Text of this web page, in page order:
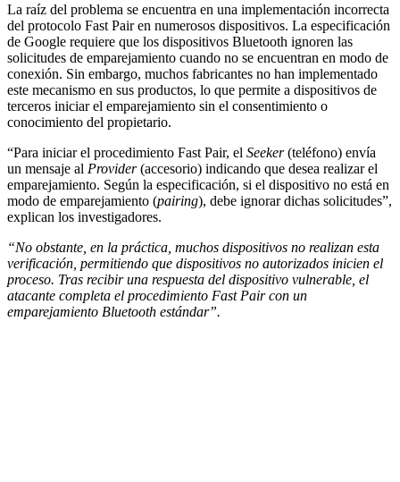
La raíz del problema se encuentra en una implementación incorrecta
del protocolo Fast Pair en numerosos dispositivos. La especificación
de Google requiere que los dispositivos Bluetooth ignoren las
solicitudes de emparejamiento cuando no se encuentran en modo de
conexión. Sin embargo, muchos fabricantes no han implementado
este mecanismo en sus productos, lo que permite a dispositivos de
terceros iniciar el emparejamiento sin el consentimiento o
conocimiento del propietario.
“Para iniciar el procedimiento Fast Pair, el Seeker(teléfono) envía
un mensaje al Provider(accesorio) indicando que desea realizar el
emparejamiento. Según la especificación, si el dispositivo no está en
modo de emparejamiento (pairing), debe ignorar dichas solicitudes”,
explican los investigadores.
“No obstante, en la práctica, muchos dispositivos no realizan esta
verificación, permitiendo que dispositivos no autorizados inicien el
proceso. Tras recibir una respuesta del dispositivo vulnerable, el
atacante completa el procedimiento Fast Pair con un
emparejamiento Bluetooth estándar”.